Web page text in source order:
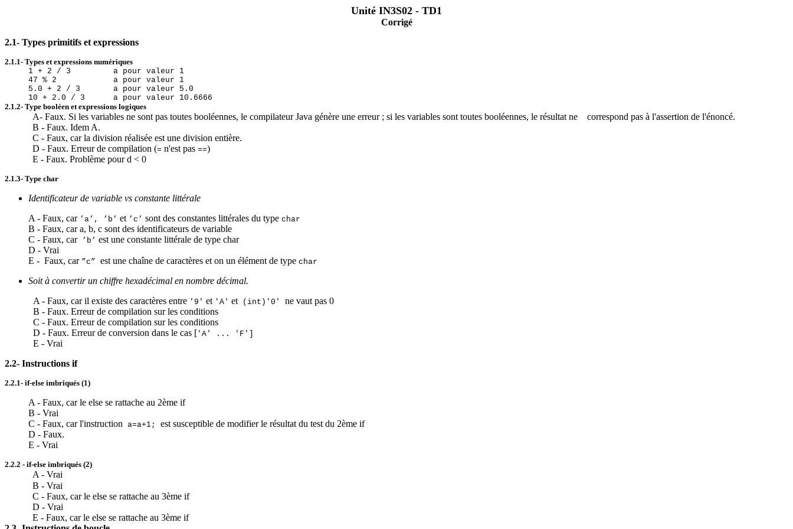
Unité IN3S02 - TD1
Corrigé
2.1- Types primitifs et expressions
2.1.1- Types et expressions numériques
1 + 2 / 3 a pour valeur 1
47 % 2 a pour valeur 1
5.0 + 2 / 3 a pour valeur 5.0
10 + 2.0 / 3 a pour valeur 10.6666
2.1.2- Type booléen et expressions logiques
A- Faux. Si les variables ne sont pas toutes booléennes, le compilateur Java génère une erreur ; si les variables sont toutes booléennes, le résultat ne correspond pas à l'assertion de l'énoncé.
B - Faux. Idem A.
C - Faux, car la division réalisée est une division entière.
D - Faux. Erreur de compilation (= n'est pas==)
E - Faux. Problème pour d < 0
2.1.3- Type char
Identificateur de variable vs constante littérale
A - Faux, car ’a’, ’b’ et ’c’ sont des constantes littérales du type char
B - Faux, car a, b, c sont des identificateurs de variable
C - Faux, car ’b’ est une constante littérale de type char
D - Vrai
E - Faux, car ”c” est une chaîne de caractères et on un élément de type char
Soit à convertir un chiffre hexadécimal en nombre décimal.
A - Faux, car il existe des caractères entre '9' et 'A' et ( int )'0'
ne vaut pas 0
B - Faux. Erreur de compilation sur les conditions
C - Faux. Erreur de compilation sur les conditions
D - Faux. Erreur de conversion dans le cas [ 'A' ... 'F'
E - Vrai
2.2- Instructions if
2.2.1- if-else imbriqués (1)
A - Faux, car le else se rattache au 2ème if
B - Vrai
C - Faux, car l'instruction a=a+1;
est susceptible de modifier le résultat du test du 2ème if
D - Faux.
E - Vrai
2.2.2 - if-else imbriqués (2)
A - Vrai
B - Vrai
C - Faux, car leelse se rattache au 3ème if
D - Vrai
E - Faux, car leelse se rattache au 3ème if